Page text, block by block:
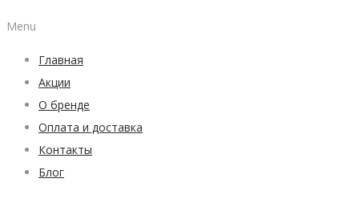
Menu
Главная
Акции
О бренде
Оплата и доставка
Контакты
Блог